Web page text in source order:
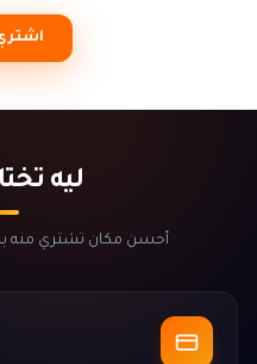
ليه
أحسن مكان تشتري منه